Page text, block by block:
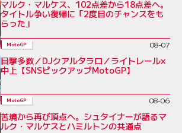
マルク・マルケス、102点差から18点差へ。
タイトル争い復帰に「2度目のチャンスをも
らった」
MotoGP 08-07
目撃多数／DJクアルタラロ／ライトレール×
中上【SNSピックアップMotoGP】
MotoGP 08-06
苦境から再び頂点へ。シュタイナーが語るマ
ルク・マルケスとハミルトンの共通点